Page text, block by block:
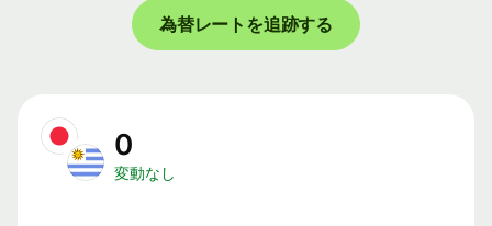
為替レートを追跡する
0
変動なし